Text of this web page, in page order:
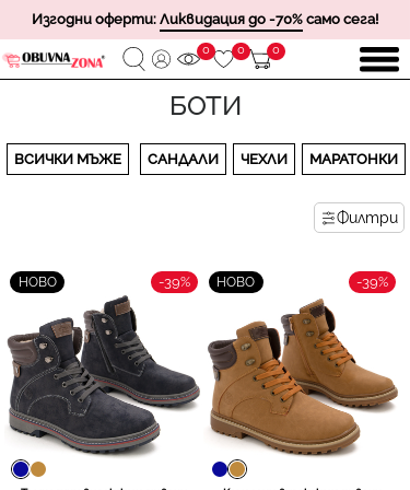
Изгодни оферти: Ликвидация до -70% само сега!
0 0 0
БОТИ
ВСИЧКИ МЪЖЕ САНДАЛИ ЧЕХЛИ МАРАТОНКИ
Филтри
НОВО -39% НОВО -39%